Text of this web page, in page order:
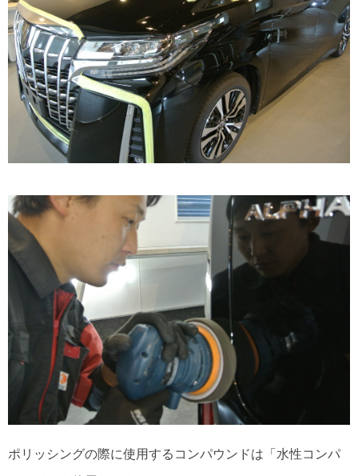
ポリッシングの際に使用するコンパウンドは「水性コンパ